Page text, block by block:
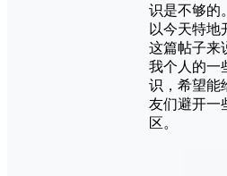
识是不够的
以今天特地
这篇帖子来
我个人的一
识，希望能
友们避开一
区。